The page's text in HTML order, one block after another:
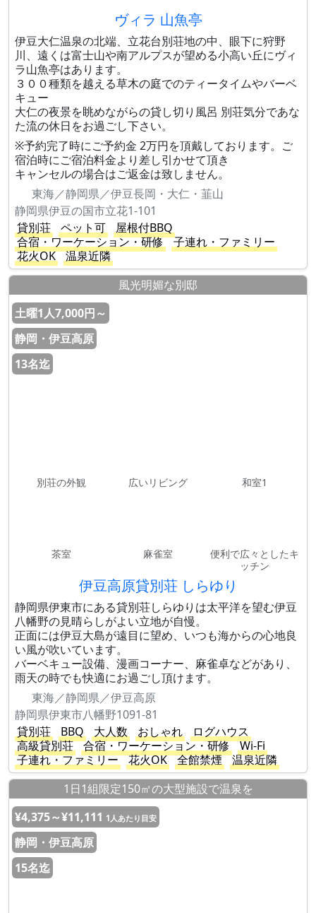
ヴィラ 山魚亭
伊豆大仁温泉の北端、立花台別荘地の中、眼下に狩野
川、遠くは富士山や南アルプスが望める小高い丘にヴィ
ラ山魚亭はあります。
３００種類を越える草木の庭でのティータイムやバーベ
キュー
大仁の夜景を眺めながらの貸し切り風呂 別荘気分であな
た流の休日をお過ごし下さい。
※予約完了時にご予約金 2万円を頂戴しております。ご
宿泊時にご宿泊料金より差し引かせて頂き
キャンセルの場合はご返金は致しません。
東海／静岡県／伊豆長岡・大仁・韮山
静岡県伊豆の国市立花1-101
貸別荘
ペット可
屋根付BBQ
合宿・ワーケーション・研修
子連れ・ファミリー
花火OK
温泉近隣
風光明媚な別邸
土曜1人7,000円～
静岡・伊豆高原
13名迄
別荘の外観 広いリビング 和室1
茶室 麻雀室
便利で広々としたキ
ッチン
伊豆高原貸別荘 しらゆり
静岡県伊東市にある貸別荘しらゆりは太平洋を望む伊豆
八幡野の見晴らしがよい立地が自慢。
正面には伊豆大島が遠目に望め、いつも海からの心地良
い風が吹いています。
バーベキュー設備、漫画コーナー、麻雀卓などがあり、
雨天の時でも快適にお過ごし頂けます。
東海／静岡県／伊豆高原
静岡県伊東市八幡野1091-81
貸別荘
BBQ 大人数 おしゃれ
ログハウス
高級貸別荘
合宿・ワーケーション・研修
Wi-Fi
子連れ・ファミリー
花火OK 全館禁煙
温泉近隣
1日1組限定150㎡の大型施設で温泉を
¥4,375～¥11,111 1人あたり目安
静岡・伊豆高原
15名迄